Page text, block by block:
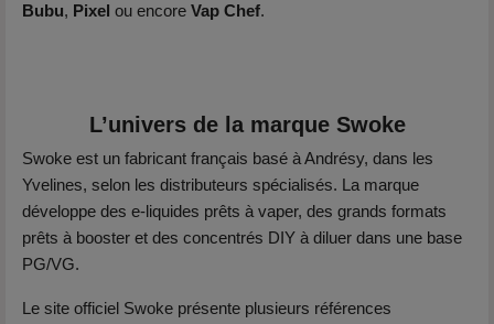
Bubu, Pixel ou encore Vap Chef.
L’univers de la marque Swoke
Swoke est un fabricant français basé à Andrésy, dans les
Yvelines, selon les distributeurs spécialisés. La marque
développe des e-liquides prêts à vaper, des grands formats
prêts à booster et des concentrés DIY à diluer dans une base
PG/VG.
Le site officiel Swoke présente plusieurs références